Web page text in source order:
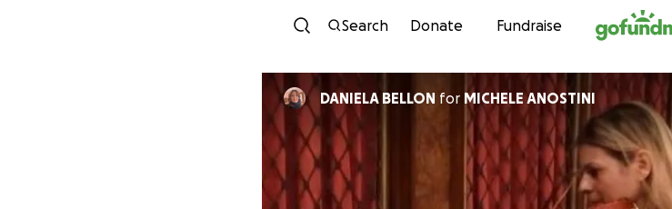
Skip to content
Search Donate Fundraise
DANIELA BELLON for MICHELE ANOSTINI